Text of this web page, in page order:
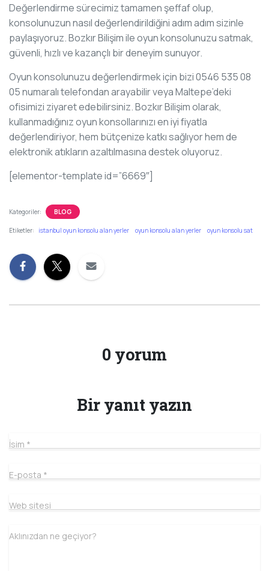
Değerlendirme sürecimiz tamamen şeffaf olup,
konsolunuzun nasıl değerlendirildiğini adım adım sizinle
paylaşıyoruz. Bozkır Bilişim ile oyun konsolunuzu satmak,
güvenli, hızlı ve kazançlı bir deneyim sunuyor.
Oyun konsolunuzu değerlendirmek için bizi 0546 535 08
05 numaralı telefondan arayabilir veya Maltepe’deki
ofisimizi ziyaret edebilirsiniz. Bozkır Bilişim olarak,
kullanmadığınız oyun konsollarınızı en iyi fiyatla
değerlendiriyor, hem bütçenize katkı sağlıyor hem de
elektronik atıkların azaltılmasına destek oluyoruz.
[elementor-template id=”6669″]
Kategoriler: BLOG
Etiketler: istanbul oyun konsolu alan yerler oyun konsolu alan yerler oyun konsolu sat
0 yorum
Bir yanıt yazın
İsim *
E-posta *
Web sitesi
Aklınızdan ne geçiyor?